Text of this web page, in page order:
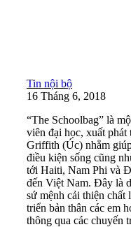
Tin nội bộ
16 Tháng 6, 2018
“The Schoolbag” là
viên đại học, xuất
Griffith (Úc) nhằm
điều kiện sống cũng
tới Haiti, Nam Phi và
đến Việt Nam. Đây là
sứ mệnh cải thiện chất
triển bản thân các em
thông qua các chuyến